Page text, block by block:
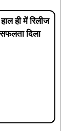
ही में रिलीज
दिला